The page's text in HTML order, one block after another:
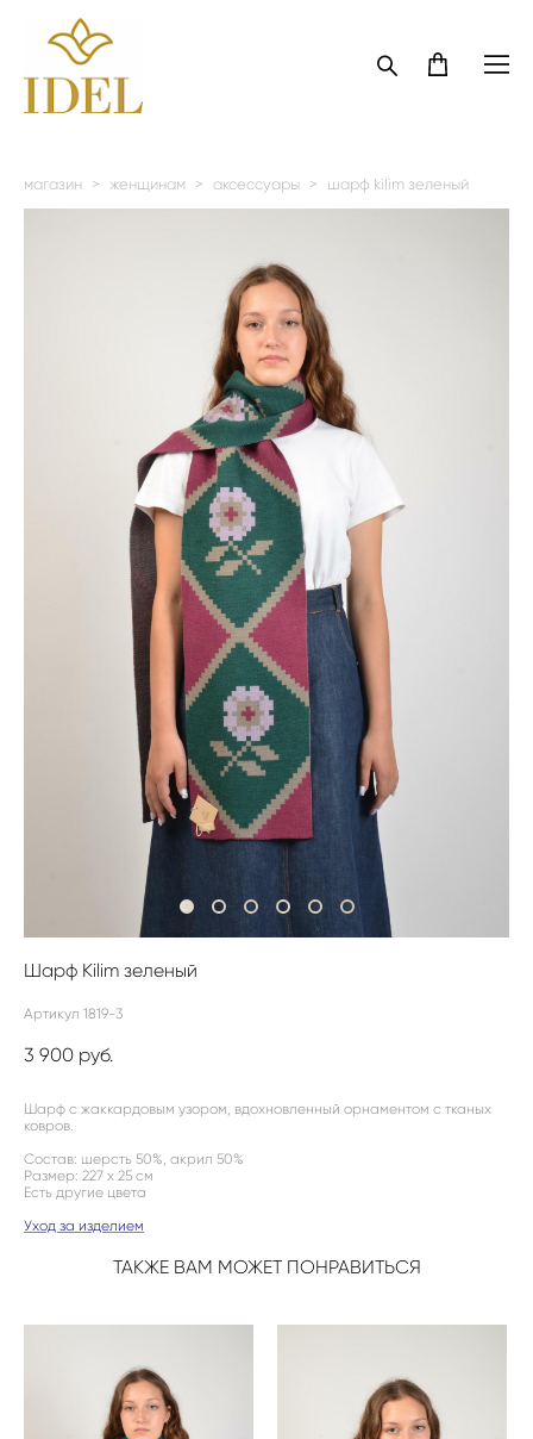
магазин > женщинам > аксессуары > шарф kilim зеленый
Шарф Kilim зеленый
Артикул 1819-3
3 900 pуб.
Шарф с жаккардовым узором, вдохновленный орнаментом с тканых
ковров.
Состав: шерсть 50%, акрил 50%
Размер: 227 х 25 см
Есть другие цвета
Уход за изделием
ТАКЖЕ ВАМ МОЖЕТ ПОНРАВИТЬСЯ